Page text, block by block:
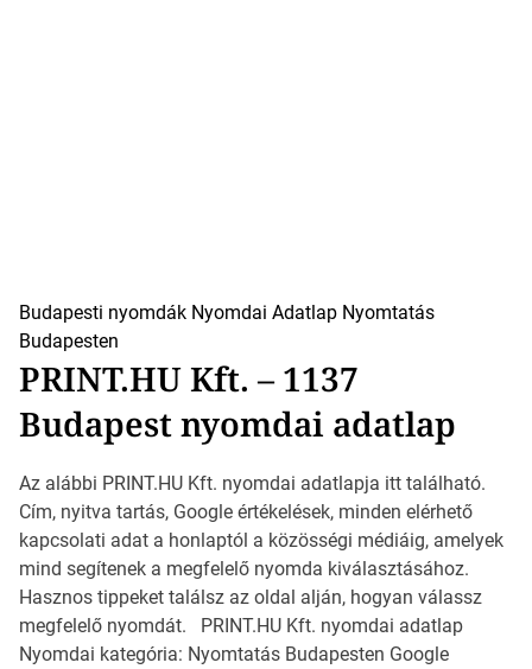
Budapesti nyomdák Nyomdai Adatlap Nyomtatás
Budapesten
PRINT.HU Kft. – 1137
Budapest nyomdai adatlap
Az alábbi PRINT.HU Kft. nyomdai adatlapja itt található.
Cím, nyitva tartás, Google értékelések, minden elérhető
kapcsolati adat a honlaptól a közösségi médiáig, amelyek
mind segítenek a megfelelő nyomda kiválasztásához.
Hasznos tippeket találsz az oldal alján, hogyan válassz
megfelelő nyomdát. PRINT.HU Kft. nyomdai adatlap
Nyomdai kategória: Nyomtatás Budapesten Google